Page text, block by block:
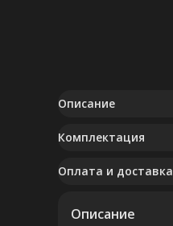
Описание
Комплектация
Оплата и доставка
Описание